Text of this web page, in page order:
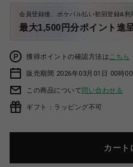
会員登録後、ポケパル払い初回登録&利
最大1,500円分ポイント進
獲得ポイントの確認方法は こちら
販売期間 2026年03月01日 00時
この商品について問い合わせる
ギフト：ラッピング不可
カート